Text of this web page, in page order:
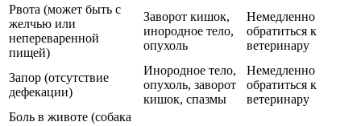
Рвота (может быть с
желчью или
непереваренной
пищей)
Заворот кишок,
инородное тело,
опухоль
Немедленно
обратиться к
ветеринару
Запор (отсутствие
дефекации)
Инородное тело,
опухоль, заворот
кишок, спазмы
Немедленно
обратиться к
ветеринару
Боль в животе (собака